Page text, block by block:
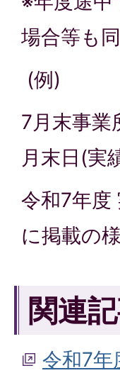
場合等も
(例)
7月末事
月末日(実
令和7年度
に掲載の
関連
令和7年